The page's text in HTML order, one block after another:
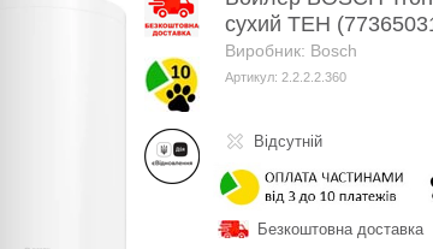
сухий ТЕН
Виробник: Bosch
Артикул: 2.2.2.2.360
Відсутній
Безкоштовна доставка